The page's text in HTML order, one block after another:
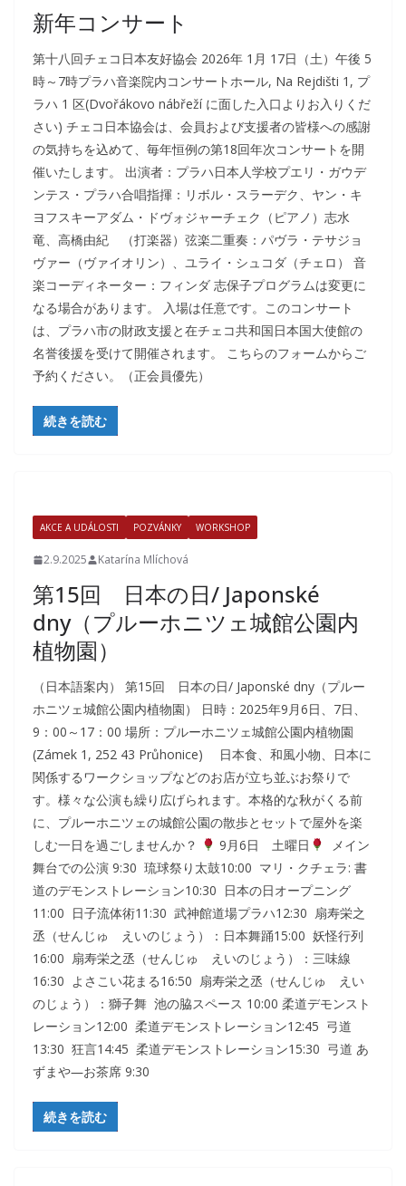
新年コンサート
第十八回チェコ日本友好協会 2026年 1月 17日（土）午後 5
時～7時プラハ音楽院内コンサートホール, Na Rejdišti 1, プ
ラハ 1 区(Dvořákovo nábřeží に面した入口よりお入りくだ
さい) チェコ日本協会は、会員および支援者の皆様への感謝
の気持ちを込めて、毎年恒例の第18回年次コンサートを開
催いたします。 出演者：プラハ日本人学校プエリ・ガウデ
ンテス・プラハ合唱指揮：リボル・スラーデク、ヤン・キ
ヨフスキーアダム・ドヴォジャーチェク（ピアノ）志水
竜、高橋由紀 （打楽器）弦楽二重奏：パヴラ・テサジョ
ヴァー（ヴァイオリン）、ユライ・シュコダ（チェロ） 音
楽コーディネーター：フィンダ 志保子プログラムは変更に
なる場合があります。 入場は任意です。このコンサート
は、プラハ市の財政支援と在チェコ共和国日本国大使館の
名誉後援を受けて開催されます。 こちらのフォームからご
予約ください。（正会員優先）
続きを読む
AKCE A UDÁLOSTI POZVÁNKY WORKSHOP
2.9.2025 Katarína Mlíchová
第15回 日本の日/ Japonské
dny（プルーホニツェ城館公園内
植物園）
（日本語案内） 第15回 日本の日/ Japonské dny（プルー
ホニツェ城館公園内植物園） 日時：2025年9月6日、7日、
9：00～17：00 場所：プルーホニツェ城館公園内植物園
(Zámek 1, 252 43 Průhonice) 日本食、和風小物、日本に
関係するワークショップなどのお店が立ち並ぶお祭りで
す。様々な公演も繰り広げられます。本格的な秋がくる前
に、プルーホニツェの城館公園の散歩とセットで屋外を楽
しむ一日を過ごしませんか？
9月6日 土曜日
メイン
舞台での公演 9:30 琉球祭り太鼓10:00 マリ・クチェラ: 書
道のデモンストレーション10:30 日本の日オープニング
11:00 日子流体術11:30 武神館道場プラハ12:30 扇寿栄之
丞（せんじゅ えいのじょう）：日本舞踊15:00 妖怪行列
16:00 扇寿栄之丞（せんじゅ えいのじょう）：三味線
16:30 よさこい花まる16:50 扇寿栄之丞（せんじゅ えい
のじょう）：獅子舞 池の脇スペース 10:00 柔道デモンスト
レーション12:00 柔道デモンストレーション12:45 弓道
13:30 狂言14:45 柔道デモンストレーション15:30 弓道 あ
ずまや―お茶席 9:30
続きを読む